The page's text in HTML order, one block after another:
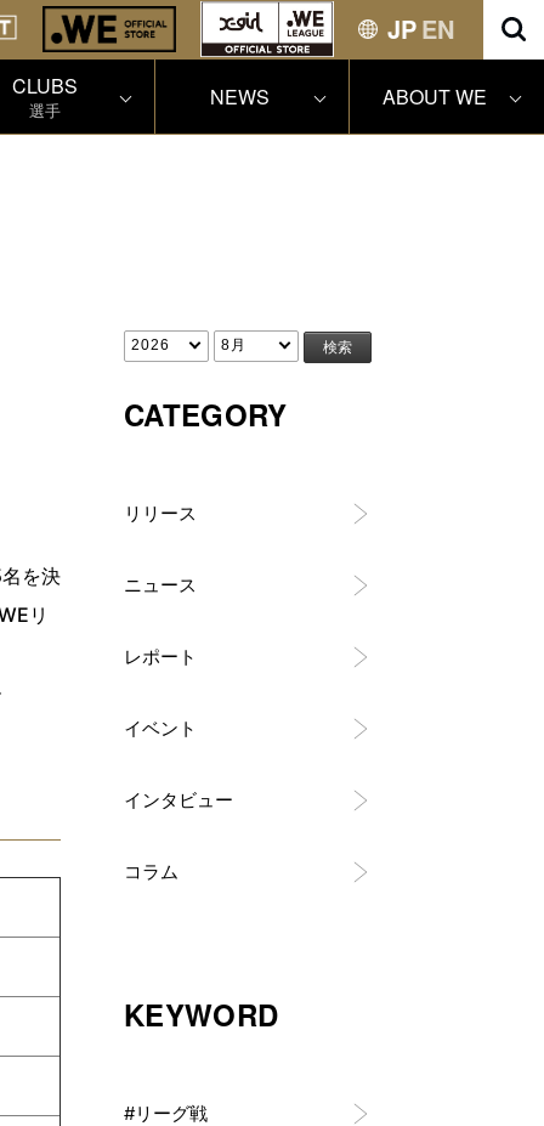
JPEN
CLUBS
選手 NEWS ABOUT WE
を決
リ
CATEGORY
リリース
ニュース
レポート
イベント
インタビュー
コラム
KEYWORD
#リーグ戦